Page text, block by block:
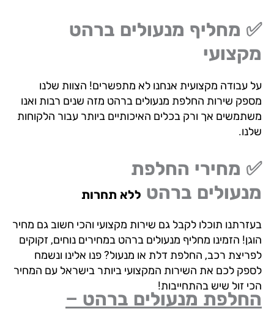
מחליף מנעולים ברהט
עבודה מקצועית אנחנו לא מתפשרים! הצוות שלנו
שירות החלפת מנעולים ברהט מזה שנים רבות ואנו
אך ורק בכלים האיכותיים ביותר עבור הלקוחות
מחירי החלפת
ברהטללא תחרות
תוכלו לקבל גם שירות מקצועי והכי חשוב גם מחיר
הזמינו מחליף מנעולים ברהט במחירים נוחים, זקוקים
רכב, החלפת דלת או מנעול? פנו אלינו ונשמח
לכם את השירות המקצועי ביותר בישראל עם המחיר
זול שיש בהתחייבות!
מנעולים ברהט –